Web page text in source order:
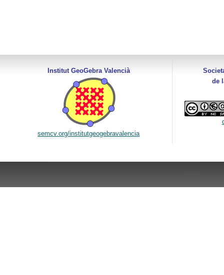
Institut GeoGebra Valencià
semcv.org/institutgeogebravalencia
de